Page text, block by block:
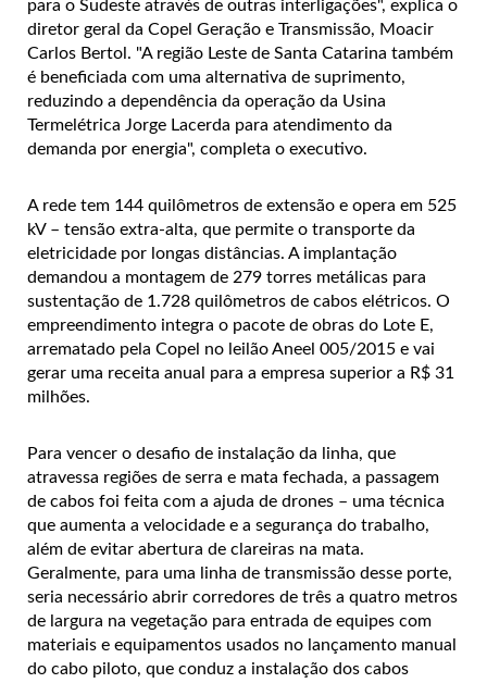
para o Sudeste através de outras interligações", explica o
diretor geral da Copel Geração e Transmissão, Moacir
Carlos Bertol. "A região Leste de Santa Catarina também
é beneficiada com uma alternativa de suprimento,
reduzindo a dependência da operação da Usina
Termelétrica Jorge Lacerda para atendimento da
demanda por energia", completa o executivo.
A rede tem 144 quilômetros de extensão e opera em 525
kV – tensão extra-alta, que permite o transporte da
eletricidade por longas distâncias. A implantação
demandou a montagem de 279 torres metálicas para
sustentação de 1.728 quilômetros de cabos elétricos. O
empreendimento integra o pacote de obras do Lote E,
arrematado pela Copel no leilão Aneel 005/2015 e vai
gerar uma receita anual para a empresa superior a R$ 31
milhões.
Para vencer o desafio de instalação da linha, que
atravessa regiões de serra e mata fechada, a passagem
de cabos foi feita com a ajuda de drones – uma técnica
que aumenta a velocidade e a segurança do trabalho,
além de evitar abertura de clareiras na mata.
Geralmente, para uma linha de transmissão desse porte,
seria necessário abrir corredores de três a quatro metros
de largura na vegetação para entrada de equipes com
materiais e equipamentos usados no lançamento manual
do cabo piloto, que conduz a instalação dos cabos